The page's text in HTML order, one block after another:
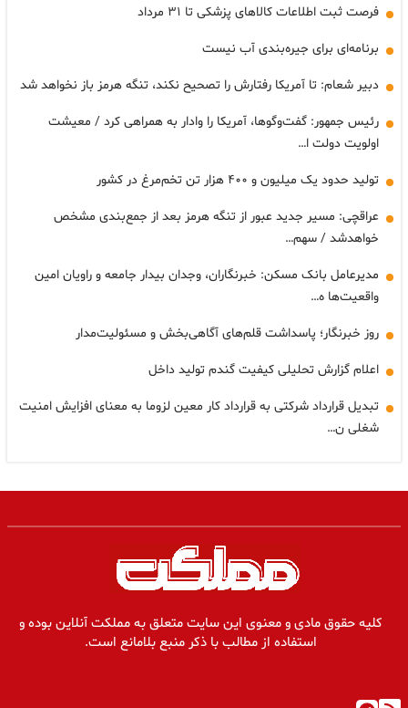
فرصت ثبت اطلاعات کالاهای پزشکی تا ۳۱ مرداد
برنامه‌ای برای جیره‌بندی آب نیست
دبیر شعام: تا آمریکا رفتارش را تصحیح نکند، تنگه هرمز باز نخواهد شد
رئیس جمهور: گفت‌وگوها، آمریکا را وادار به همراهی کرد / معیشت
اولویت دولت ا…
تولید حدود یک میلیون و ۴۰۰ هزار تن تخم‌مرغ در کشور
عراقچی: مسیر جدید عبور از تنگه هرمز بعد از جمع‌بندی مشخص
خواهدشد / سهم…
مدیرعامل بانک مسکن: خبرنگاران، وجدان بیدار جامعه و راویان امین
واقعیت‌ها ه…
روز خبرنگار؛ پاسداشت قلم‌های آگاهی‌بخش و مسئولیت‌مدار
اعلام گزارش تحلیلی کیفیت گندم تولید داخل
تبدیل قرارداد شرکتی به قرارداد کار معین لزوما به معنای افزایش امنیت
شغلی ن…
کلیه حقوق مادی و معنوی این سایت متعلق به مملکت آنلاین بوده و
استفاده از مطالب با ذکر منبع بلامانع است.